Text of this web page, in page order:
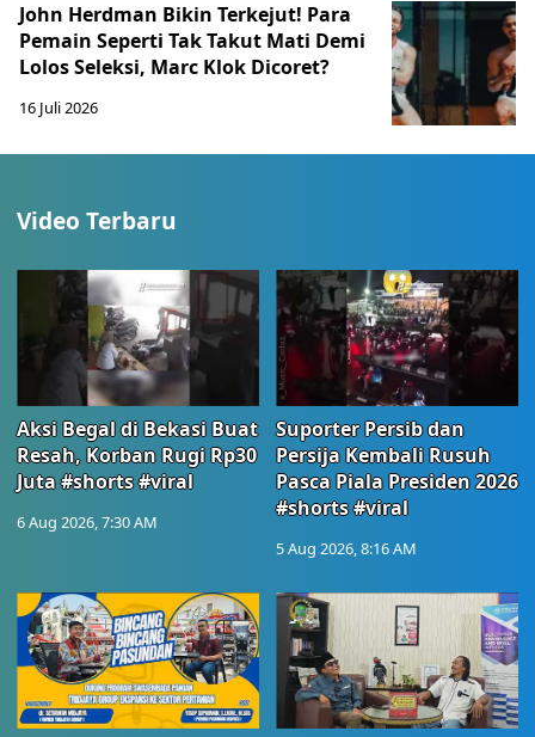
John Herdman Bikin Terkejut! Para
Pemain Seperti Tak Takut Mati Demi
Lolos Seleksi, Marc Klok Dicoret?
16 Juli 2026
Video Terbaru
Aksi Begal di Bekasi Buat
Resah, Korban Rugi Rp30
Juta #shorts #viral
6 Aug 2026, 7:30 AM
Suporter Persib dan
Persija Kembali Rusuh
Pasca Piala Presiden 2026
#shorts #viral
5 Aug 2026, 8:16 AM